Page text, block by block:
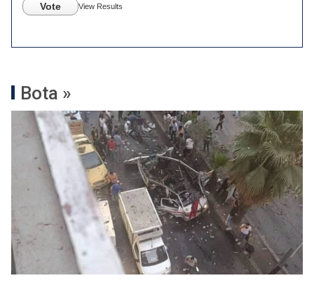
Vote View Results
Bota »